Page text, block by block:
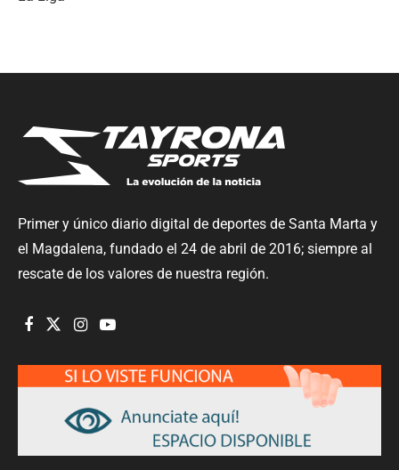
Primer y único diario digital de deportes de Santa Marta y
el Magdalena, fundado el 24 de abril de 2016; siempre al
rescate de los valores de nuestra región.